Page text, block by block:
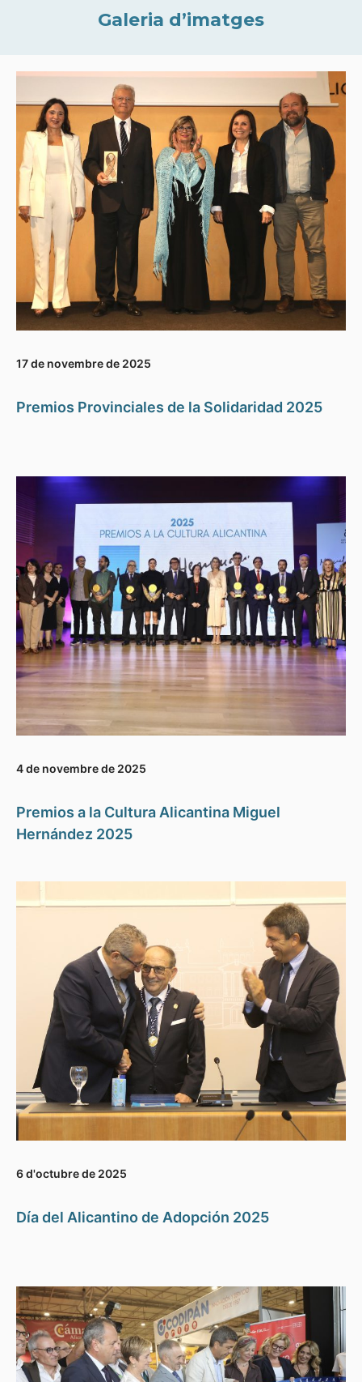
Galeria d’imatges
17 de novembre de 2025
Premios Provinciales de la Solidaridad 2025
4 de novembre de 2025
Premios a la Cultura Alicantina Miguel
Hernández 2025
6 d'octubre de 2025
Día del Alicantino de Adopción 2025